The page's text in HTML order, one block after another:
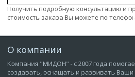
Получить подробную консультацию и
стоимость заказа Вы можете по
О компании
Компания "МИДОН" - с 2007 года
создавать, оснащать и развивать Ваши